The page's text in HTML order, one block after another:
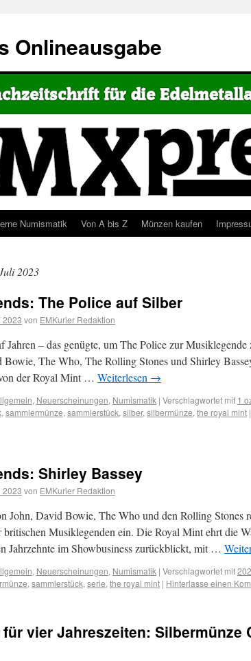
Onlineausgabe
Numismatik Von A bis Z Münzen kaufen
2023
The Police auf Silber
2023 von EMKurier Redaktion
– das genügte, um The Police zur Musiklegende
The Who, The Rolling Stones und Shirley
der Royal Mint … Weiterlesen →
, Neuerscheinungen, Numismatik | Verschlagwortet mit 1
, sammlermünze, sammlerstück, silber, silbermünze, the royal mint |
Shirley Bassey
2023 von EMKurier Redaktion
John, David Bowie, The Who und den Rolling Stones
britischen Musiklegenden ein. Die Royal Mint ehrt die
Jahrzehnte im Showbusiness zurückblickt, mit …
, Neuerscheinungen, Numismatik | Verschlagwortet mit
, sammlerstück, serie, the royal mint | Hinterlasse einen
für vier Jahreszeiten: Silbermünze